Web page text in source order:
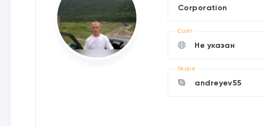
Corporation
Cайт
Не указан
Skype
andreyev55